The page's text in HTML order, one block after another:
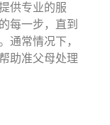
供专业的服
每一步，直到
通常情况下，
助准父母处理